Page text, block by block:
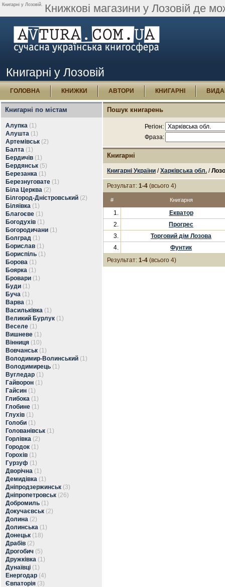
Книгарні у Лозовій. Книжкові магазини у Лозовій де
Книгарні у Лозовій
ГОЛОВНА КНИЖКИ АВТОРИ КНИГАРНІ
Книгарні по містам
Алупка (1)
Алушта (1)
Артемівськ (2)
Балта (1)
Бердичів (1)
Бердянськ (5)
Березанка (1)
Березнуговате (1)
Біла Церква (2)
Білгород-Дністровський (2)
Біляївка (1)
Благоєве (1)
Богодухів (1)
Богородичани (1)
Болград (1)
Борислав (1)
Бориспіль (1)
Борова (1)
Боярка (1)
Бровари (1)
Буди (1)
Буча (1)
Варва (1)
Васильківка (1)
Великий Бурлук (1)
Веселе (1)
Вишневе (1)
Вінниця (10)
Вовчанськ (1)
Володимир-Волинський (1)
Володимирець (1)
Вугледар (1)
Гайворон (1)
Гайсин (1)
Глибока (1)
Глобине (1)
Глухів (1)
Голоби (1)
Голованівськ (1)
Горлівка (2)
Городок (1)
Горохів (1)
Гурзуф (1)
Дворічна (1)
Демидівка (1)
Дніпродзержинськ (3)
Дніпропетровськ (26)
Добромиль (1)
Докучаєвськ (2)
Долина (2)
Долинська (1)
Донецьк (18)
Драбів (2)
Дрогобич (5)
Дружківка (1)
Дунаївці (1)
Енергодар (4)
Євпаторія (3)
Пошук книгарень
Регіон:
Фраза:
Книгарні
Книгарні України /Харківська обл. /
Результат: 1-4 (всього 4)
# Книгарня
1.
Екватор
2.
Прогрес
3.
Торговий дім Лозова
4.
Фунтик
Результат: 1-4 (всього 4)